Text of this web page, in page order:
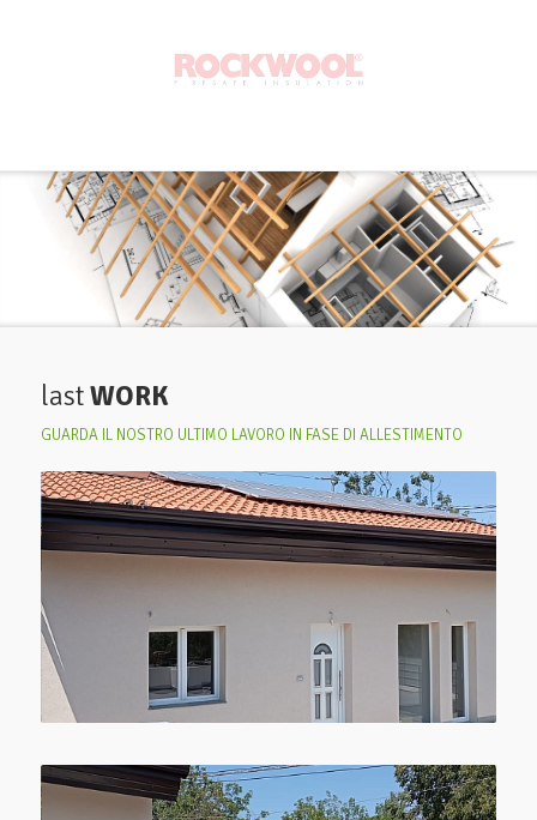
lastWORK
GUARDA IL NOSTRO ULTIMO LAVORO IN FASE DI ALLESTIMENTO